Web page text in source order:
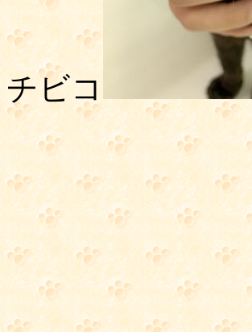
チビコ